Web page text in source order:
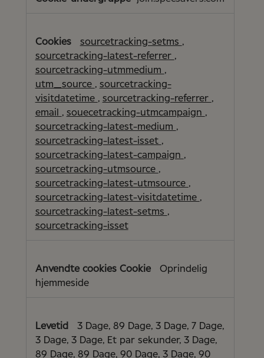
sourcetracking-setms ,
sourcetracking-latest-referrer ,
sourcetracking-utmmedium ,
utm_source , sourcetracking-
visitdatetime , sourcetracking-referrer ,
email , souecetracking-utmcampaign ,
sourcetracking-latest-medium ,
sourcetracking-latest-isset ,
sourcetracking-latest-campaign ,
sourcetracking-utmsource ,
sourcetracking-latest-utmsource ,
sourcetracking-latest-visitdatetime ,
sourcetracking-latest-setms ,
sourcetracking-isset
Oprindelig
hjemmeside
3 Dage, 89 Dage, 3 Dage, 7 Dage,
3 Dage, 3 Dage, Et par sekunder, 3 Dage,
89 Dage, 89 Dage, 90 Dage, 3 Dage, 90